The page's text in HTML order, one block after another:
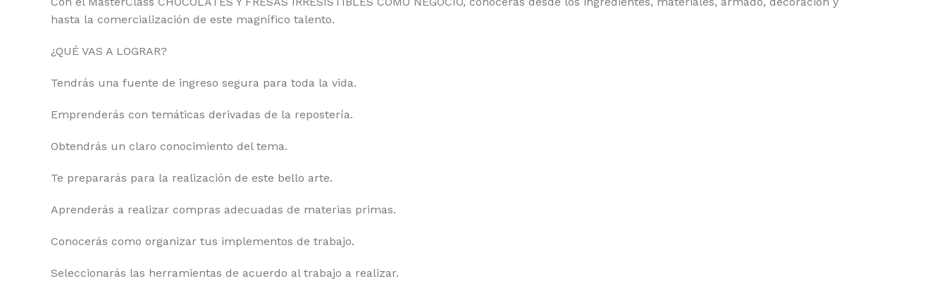
hasta la comercialización de este magnífico talento.
¿QUÉ VAS A LOGRAR?
Tendrás una fuente de ingreso segura para toda la vida.
Emprenderás con temáticas derivadas de la repostería.
Obtendrás un claro conocimiento del tema.
Te prepararás para la realización de este bello arte.
Aprenderás a realizar compras adecuadas de materias primas.
Conocerás como organizar tus implementos de trabajo.
Seleccionarás las herramientas de acuerdo al trabajo a realizar.